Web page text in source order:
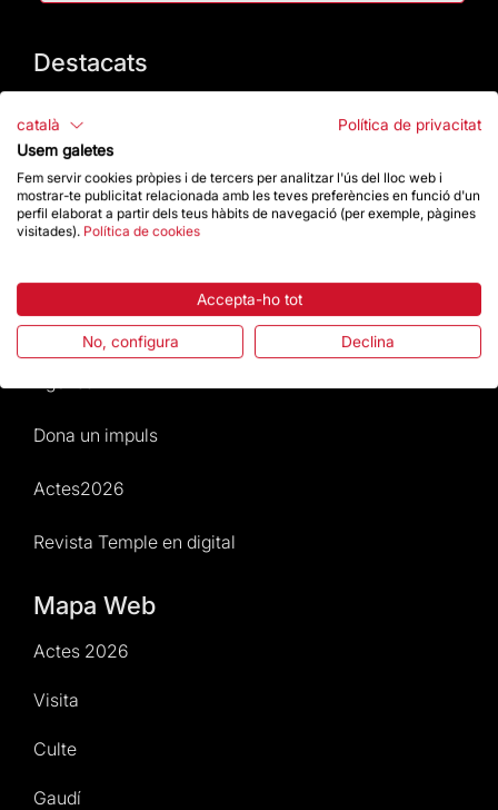
Destacats
La Fundació
Preguntes freqüents
Atenció al Visitant
Notícies i Actualitat
Dona un impuls
Actes2026
Revista Temple en digital
Mapa Web
Actes 2026
Visita
Culte
Gaudí
català
Política de privacitat
Usem galetes
Fem servir cookies pròpies i de tercers per analitzar l'ús del lloc web i
mostrar-te publicitat relacionada amb les teves preferències en funció d'un
perfil elaborat a partir dels teus hàbits de navegació (per exemple, pàgines
visitades). Política de cookies
Accepta-ho tot
No, configura Declina